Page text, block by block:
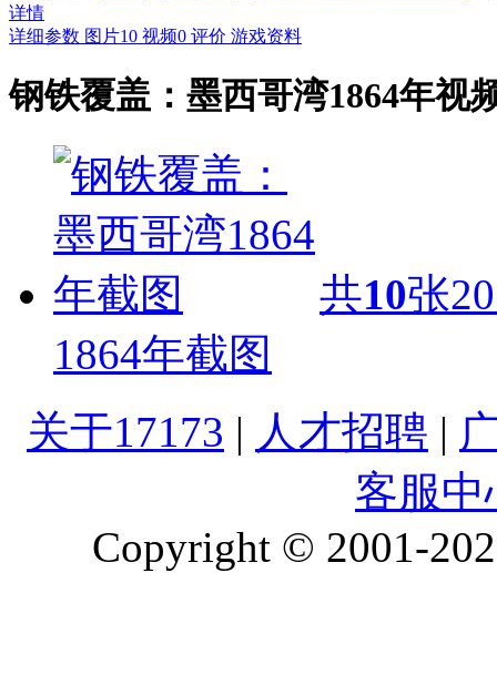
详情
详细参数 图片10 视频0 评价 游戏资料
钢铁覆盖：墨西哥湾1864年视
共10张
1864年截图
关于17173 | 人才招聘 |
客服中
Copyright © 2001-